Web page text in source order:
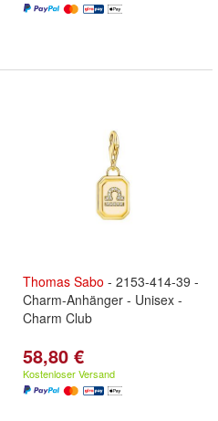
Thomas Sabo - 2153-414-39 -
Charm-Anhänger - Unisex -
Charm Club
58,80 €
Kostenloser Versand